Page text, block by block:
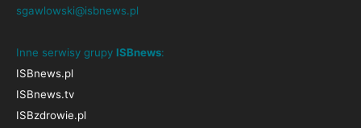
sgawlowski@isbnews.pl
Inne serwisy grupy ISBnews:
ISBnews.pl
ISBnews.tv
ISBzdrowie.pl